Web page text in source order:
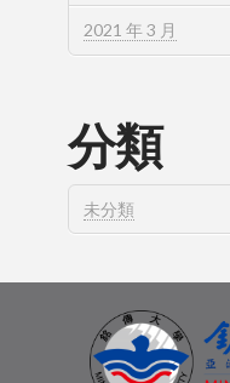
2021 年 3 月
分類
未分類